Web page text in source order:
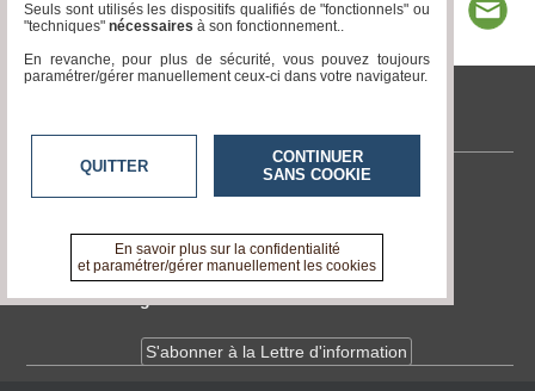
tvlocale.fr
Contactez-nous
A propos de tvlocale.fr
Devenir délégué
S'abonner à la Lettre d'information
Seuls sont utilisés les dispositifs qualifiés de "fonctionnels" ou
"techniques" nécessaires à son fonctionnement..
En revanche, pour plus de sécurité, vous pouvez toujours
paramétrer/gérer manuellement ceux-ci dans votre navigateur.
QUITTER
CONTINUER
SANS COOKIE
En savoir plus sur la confidentialité
et paramétrer/gérer manuellement les cookies